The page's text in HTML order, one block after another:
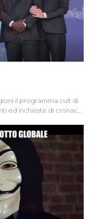
il programma cult di
ed inchieste di cronaca